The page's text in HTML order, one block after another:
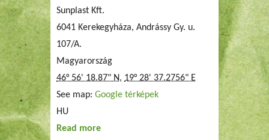
Sunplast Kft.
6041 Kerekegyháza, Andrássy Gy. u.
107/A.
Magyarország
46° 56' 18.87" N, 19° 28' 37.2756" E
See map: Google térképek
HU
Read more